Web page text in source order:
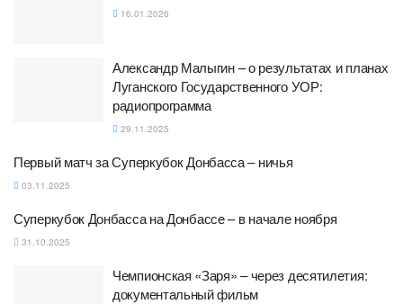
16.01.2026
Александр Малыгин – о результатах и планах
Луганского Государственного УОР:
радиопрограмма
29.11.2025
Первый матч за Суперкубок Донбасса – ничья
03.11.2025
Суперкубок Донбасса на Донбассе – в начале ноября
31.10.2025
Чемпионская «Заря» – через десятилетия:
документальный фильм